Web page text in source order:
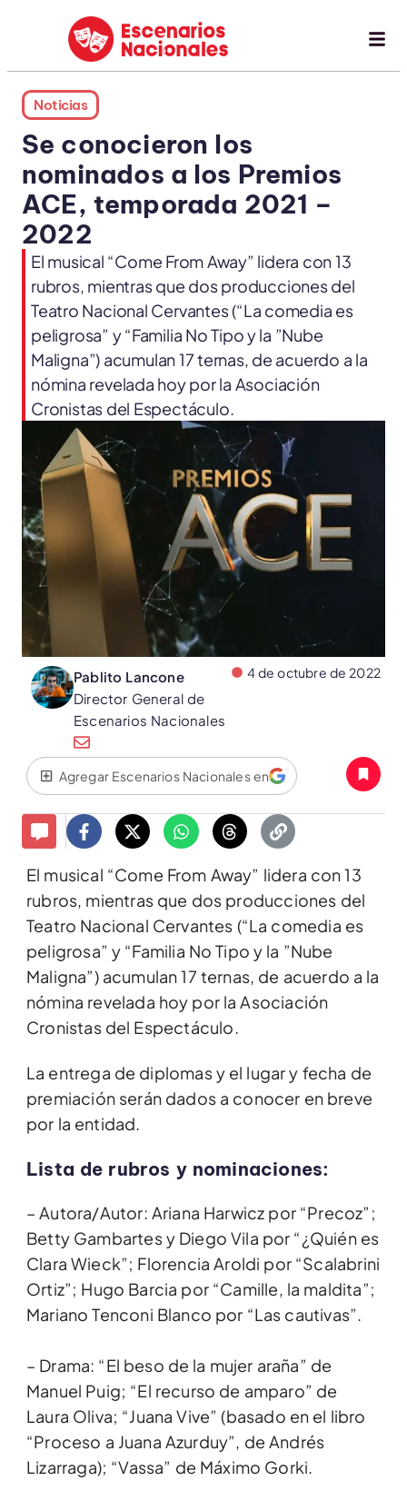
Noticias
Se conocieron los
nominados a los Premios
ACE, temporada 2021 –
2022
El musical “Come From Away” lidera con 13
rubros, mientras que dos producciones del
Teatro Nacional Cervantes (“La comedia es
peligrosa” y “Familia No Tipo y la ”Nube
Maligna”) acumulan 17 ternas, de acuerdo a la
nómina revelada hoy por la Asociación
Cronistas del Espectáculo.
Pablito Lancone
Director General de
Escenarios Nacionales
4 de octubre de 2022
Agregar Escenarios Nacionales en
El musical “Come From Away” lidera con 13
rubros, mientras que dos producciones del
Teatro Nacional Cervantes (“La comedia es
peligrosa” y “Familia No Tipo y la ”Nube
Maligna”) acumulan 17 ternas, de acuerdo a la
nómina revelada hoy por la Asociación
Cronistas del Espectáculo.
La entrega de diplomas y el lugar y fecha de
premiación serán dados a conocer en breve
por la entidad.
Lista de rubros y nominaciones:
– Autora/Autor: Ariana Harwicz por “Precoz”;
Betty Gambartes y Diego Vila por “¿Quién es
Clara Wieck”; Florencia Aroldi por “Scalabrini
Ortiz”; Hugo Barcia por “Camille, la maldita”;
Mariano Tenconi Blanco por “Las cautivas”.
– Drama: “El beso de la mujer araña” de
Manuel Puig; “El recurso de amparo” de
Laura Oliva; “Juana Vive” (basado en el libro
“Proceso a Juana Azurduy”, de Andrés
Lizarraga); “Vassa” de Máximo Gorki.